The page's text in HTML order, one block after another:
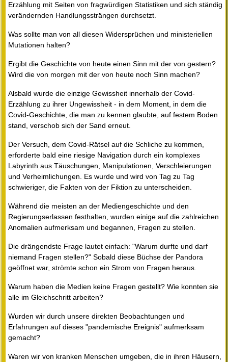
Erzählung mit Seiten von fragwürdigen Statistiken und sich ständig
verändernden Handlungssträngen durchsetzt.
Was sollte man von all diesen Widersprüchen und ministeriellen
Mutationen halten?
Ergibt die Geschichte von heute einen Sinn mit der von gestern?
Wird die von morgen mit der von heute noch Sinn machen?
Alsbald wurde die einzige Gewissheit innerhalb der Covid-
Erzählung zu ihrer Ungewissheit - in dem Moment, in dem die
Covid-Geschichte, die man zu kennen glaubte, auf festem Boden
stand, verschob sich der Sand erneut.
Der Versuch, dem Covid-Rätsel auf die Schliche zu kommen,
erforderte bald eine riesige Navigation durch ein komplexes
Labyrinth aus Täuschungen, Manipulationen, Verschleierungen
und Verheimlichungen. Es wurde und wird von Tag zu Tag
schwieriger, die Fakten von der Fiktion zu unterscheiden.
Während die meisten an der Mediengeschichte und den
Regierungserlassen festhalten, wurden einige auf die zahlreichen
Anomalien aufmerksam und begannen, Fragen zu stellen.
Die drängendste Frage lautet einfach: "Warum durfte und darf
niemand Fragen stellen?" Sobald diese Büchse der Pandora
geöffnet war, strömte schon ein Strom von Fragen heraus.
Warum haben die Medien keine Fragen gestellt? Wie konnten sie
alle im Gleichschritt arbeiten?
Wurden wir durch unsere direkten Beobachtungen und
Erfahrungen auf dieses "pandemische Ereignis" aufmerksam
gemacht?
Waren wir von kranken Menschen umgeben, die in ihren Häusern,